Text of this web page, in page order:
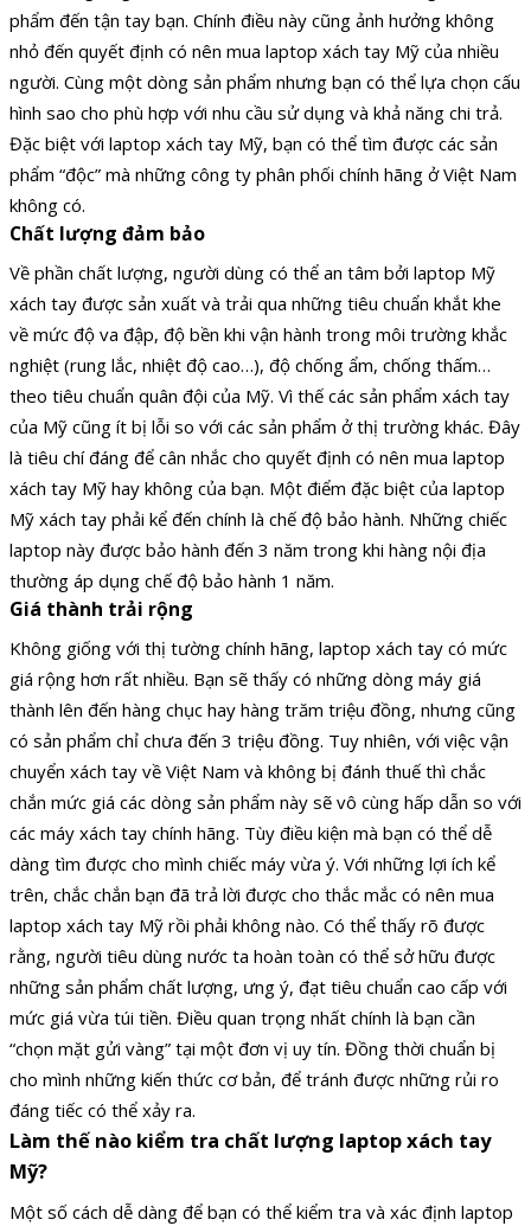
phẩm đến tận tay bạn. Chính điều này cũng ảnh hưởng không
nhỏ đến quyết định có nên mua laptop xách tay Mỹ của nhiều
người. Cùng một dòng sản phẩm nhưng bạn có thể lựa chọn cấu
hình sao cho phù hợp với nhu cầu sử dụng và khả năng chi trả.
Đặc biệt với laptop xách tay Mỹ, bạn có thể tìm được các sản
phẩm “độc” mà những công ty phân phối chính hãng ở Việt Nam
không có.
Chất lượng đảm bảo
Về phần chất lượng, người dùng có thể an tâm bởi laptop Mỹ
xách tay được sản xuất và trải qua những tiêu chuẩn khắt khe
về mức độ va đập, độ bền khi vận hành trong môi trường khắc
nghiệt (rung lắc, nhiệt độ cao…), độ chống ẩm, chống thấm…
theo tiêu chuẩn quân đội của Mỹ. Vì thế các sản phẩm xách tay
của Mỹ cũng ít bị lỗi so với các sản phẩm ở thị trường khác. Đây
là tiêu chí đáng để cân nhắc cho quyết định có nên mua laptop
xách tay Mỹ hay không của bạn. Một điểm đặc biệt của laptop
Mỹ xách tay phải kể đến chính là chế độ bảo hành. Những chiếc
laptop này được bảo hành đến 3 năm trong khi hàng nội địa
thường áp dụng chế độ bảo hành 1 năm.
Giá thành trải rộng
Không giống với thị tường chính hãng, laptop xách tay có mức
giá rộng hơn rất nhiều. Bạn sẽ thấy có những dòng máy giá
thành lên đến hàng chục hay hàng trăm triệu đồng, nhưng cũng
có sản phẩm chỉ chưa đến 3 triệu đồng. Tuy nhiên, với việc vận
chuyển xách tay về Việt Nam và không bị đánh thuế thì chắc
chắn mức giá các dòng sản phẩm này sẽ vô cùng hấp dẫn so với
các máy xách tay chính hãng. Tùy điều kiện mà bạn có thể dễ
dàng tìm được cho mình chiếc máy vừa ý. Với những lợi ích kể
trên, chắc chắn bạn đã trả lời được cho thắc mắc có nên mua
laptop xách tay Mỹ rồi phải không nào. Có thể thấy rõ được
rằng, người tiêu dùng nước ta hoàn toàn có thể sở hữu được
những sản phẩm chất lượng, ưng ý, đạt tiêu chuẩn cao cấp với
mức giá vừa túi tiền. Điều quan trọng nhất chính là bạn cần
“chọn mặt gửi vàng” tại một đơn vị uy tín. Đồng thời chuẩn bị
cho mình những kiến thức cơ bản, để tránh được những rủi ro
đáng tiếc có thể xảy ra.
Làm thế nào kiểm tra chất lượng laptop xách tay
Mỹ?
Một số cách dễ dàng để bạn có thể kiểm tra và xác định laptop